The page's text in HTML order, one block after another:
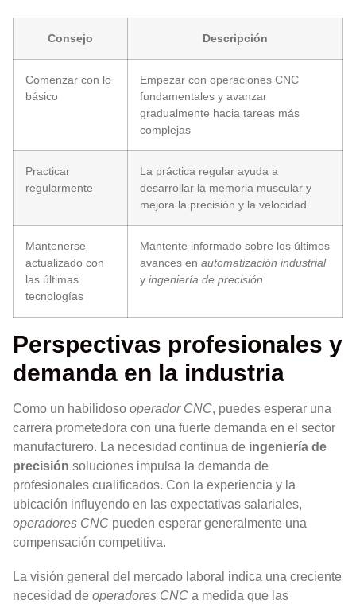
Consejo Descripción
Comenzar con lo
básico
Empezar con operaciones CNC
fundamentales y avanzar
gradualmente hacia tareas más
complejas
Practicar
regularmente
La práctica regular ayuda a
desarrollar la memoria muscular y
mejora la precisión y la velocidad
Mantenerse
actualizado con
las últimas
tecnologías
Mantente informado sobre los últimos
avances en automatización industrial
y ingeniería de precisión
Perspectivas profesionales y
demanda en la industria
Como un habilidoso operador CNC, puedes esperar una
carrera prometedora con una fuerte demanda en el sector
manufacturero. La necesidad continua de ingeniería de
precisión soluciones impulsa la demanda de
profesionales cualificados. Con la experiencia y la
ubicación influyendo en las expectativas salariales,
operadores CNC pueden esperar generalmente una
compensación competitiva.
La visión general del mercado laboral indica una creciente
necesidad de operadores CNC a medida que las